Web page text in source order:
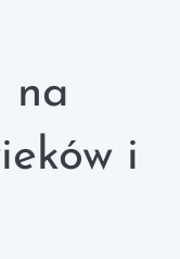
na
i